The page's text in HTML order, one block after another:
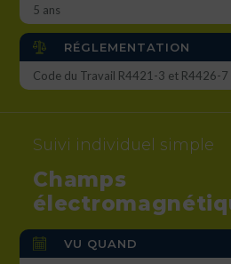
5 ans
RÉGLEMENTATION
Code du Travail R4421-3 et R4426-7
Suivi individuel simple
Champs
VU QUAND